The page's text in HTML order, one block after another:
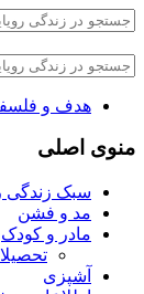
هدف و
منوی اصلی
سبک زندگی
مد و فشن
مادر و کودک
آشپزی